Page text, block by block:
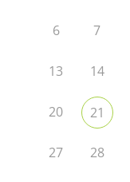
6 7
13 14
20 21
27 28